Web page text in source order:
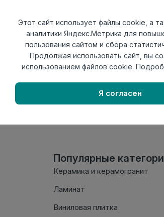
Популярные
Керамика и керамогранит
Ламинат
Виниловая плитка
Этот сайт использует файлы cookie, а
аналитики Яндекс.Метрика для
пользования сайтом и сбора
Продолжая использовать сайт, вы
использованием файлов cookie.
Я согласен